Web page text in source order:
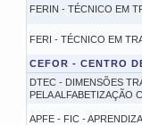
FERIN - TÉCNICO EM
FERI - TÉCNICO EM
CEFOR - CENTRO
DTEC - DIMENSÕES
PELA ALFABETIZAÇÃO
APFE - FIC -